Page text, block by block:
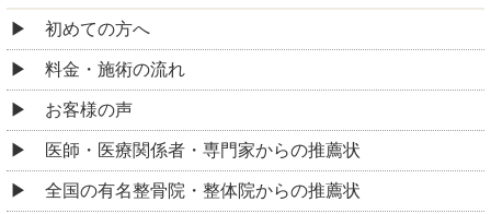
初めての方へ
料金・施術の流れ
お客様の声
医師・医療関係者・専門家からの推薦状
全国の有名整骨院・整体院からの推薦状